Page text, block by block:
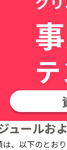
ュールお
、以下のとお